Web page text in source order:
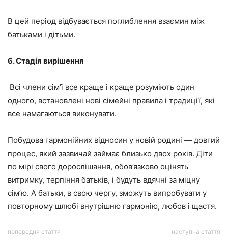
В цей період відбувається поглиблення взаємин між
батьками і дітьми.
6. Стадія вирішення
Всі члени сім’ї все краще і краще розуміють один
одного, встановлені нові сімейні правила і традиції, які
все намагаються виконувати.
Побудова гармонійних відносин у новій родині — довгий
процес, який зазвичай займає близько двох років. Діти
по мірі свого дорослішання, обов’язково оцінять
витримку, терпіння батьків, і будуть вдячні за міцну
сім’ю. А батьки, в свою чергу, зможуть випробувати у
повторному шлюбі внутрішню гармонію, любов і щастя.
попередня стаття наступна стаття